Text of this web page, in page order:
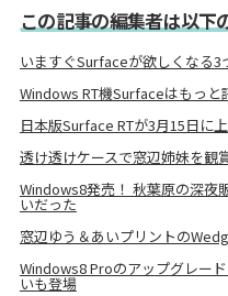
この記事の編集者は以下
いますぐSurfaceが欲しくなる3
Windows RT機Surfaceはもっ
日本版Surface RTが3月15日に
透け透けケースで窓辺姉妹を観
Windows8発売！ 秋葉原の深夜
いだった
窓辺ゆう＆あいプリントの
Windows8 Proのアップグレー
いも登場